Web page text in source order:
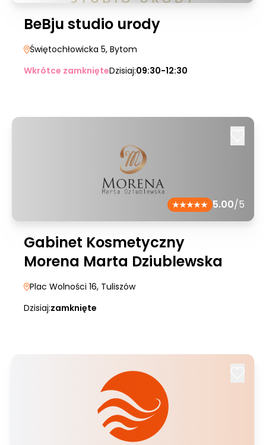
BeBju studio urody
Świętochłowicka 5, Bytom
Wkrótce zamknięteDzisiaj:09:30-12:30
5.00/5
Gabinet Kosmetyczny
Morena Marta Dziublewska
Plac Wolności 16, Tuliszów
Dzisiaj:zamknięte